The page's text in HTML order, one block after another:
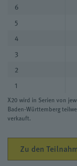
6
5
4
3
2
1
X20 wird in Serien von
Baden-Württemberg
verkauft.
Zu den